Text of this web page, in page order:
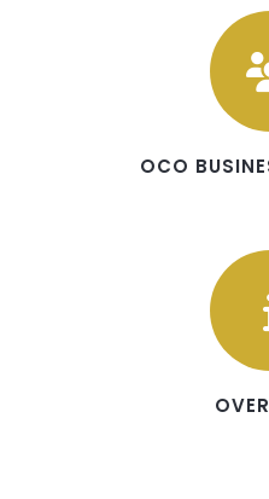
OCO